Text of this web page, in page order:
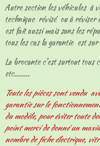
Autre section les véhicules à
technique révisé ou à réviser
est fait aussi mais sans les
tous les cas la garantie est
La brocante c'est surtout tous
etc........
Toute les pièces sont vendu
garantie sur le
du modèle, pour éviter toute
point merci de donné un
nombre de fiche électrique,